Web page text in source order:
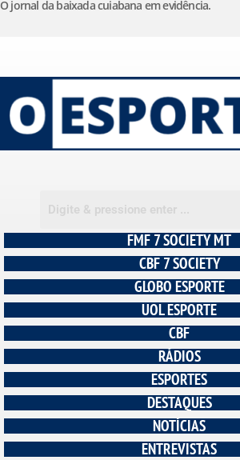
o
conteúdo
O jornal da baixada cuiabana em evidência.
FMF 7 SOCIETY MT
CBF 7 SOCIETY
GLOBO ESPORTE
UOL ESPORTE
CBF
RÁDIOS
ESPORTES
DESTAQUES
NOTÍCIAS
ENTREVISTAS